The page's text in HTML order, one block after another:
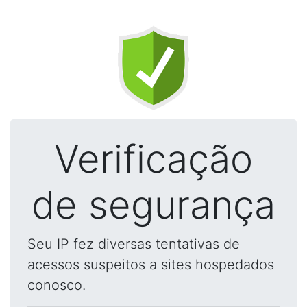
Verificação
de segurança
Seu IP fez diversas tentativas de
acessos suspeitos a sites hospedados
conosco.